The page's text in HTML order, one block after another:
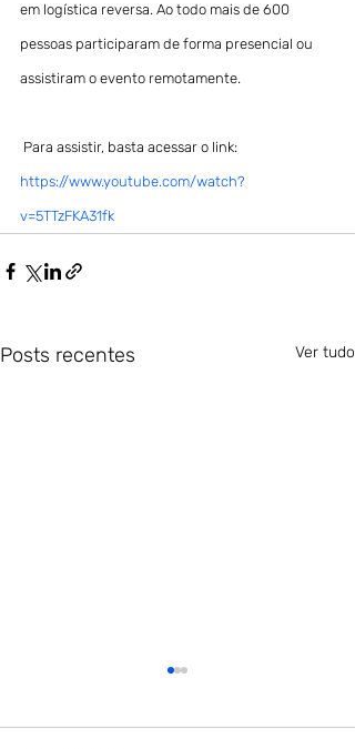
em logística reversa. Ao todo mais de 600
pessoas participaram de forma presencial ou
assistiram o evento remotamente.
Para assistir, basta acessar o link:
https://www.youtube.com/watch?
v=5TTzFKA31fk
Posts recentes Ver tudo